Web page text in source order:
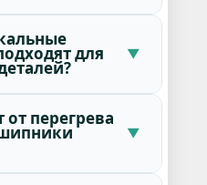
для
перегрева